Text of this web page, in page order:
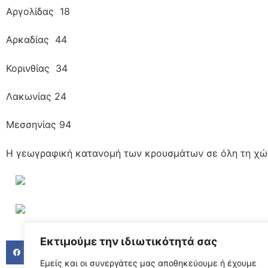
Εκτιμούμε την ιδιωτικότητά σας
Εμείς και οι συνεργάτες μας αποθηκεύουμε ή έχουμε
Αργολίδας 18
Αρκαδίας 44
Κορινθίας 34
Λακωνίας 24
Μεσσηνίας 94
Η γεωγραφική κατανομή των κρουσμάτων σε όλη τη